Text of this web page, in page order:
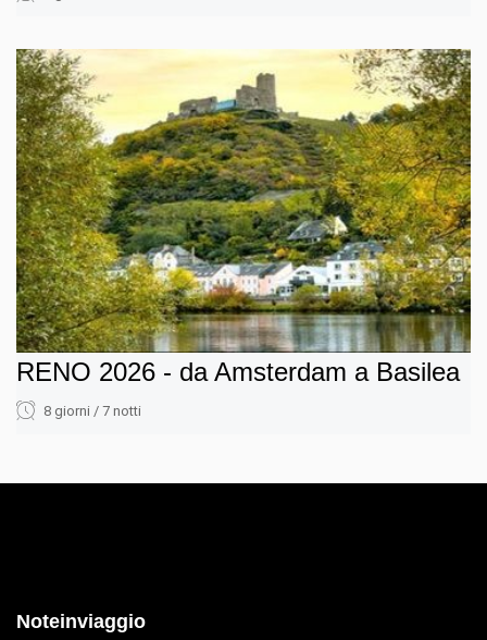
RENO 2026 - da Amsterdam a Basilea
8 giorni / 7 notti
Noteinviaggio